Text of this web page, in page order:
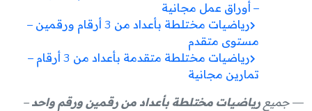
– أوراق عمل مجانية
رياضيات مختلطة بأعداد من 3 أرقام ورقمين –
مستوى متقدم
رياضيات مختلطة متقدمة بأعداد من 3 أرقام –
تمارين مجانية
جميع رياضيات مختلطة بأعداد من رقمين ورقم واحد –